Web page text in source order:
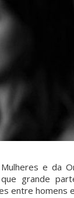
e da
grande
entre homens